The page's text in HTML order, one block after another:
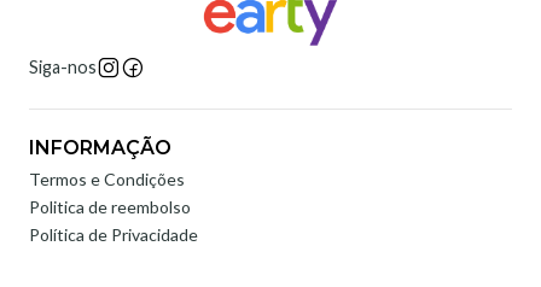
Siga-nos
INFORMAÇÃO
Termos e Condições
Politica de reembolso
Política de Privacidade